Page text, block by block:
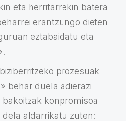
eta herritarrekin batera
erantzungo dieten
eztabaidatu eta
prozesuak
behar duela adierazi
konpromisoa
dela aldarrikatu zuten: